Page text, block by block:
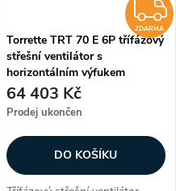
ZDARMA
Torrette TRT 70 E 6P třífázový
střešní ventilátor s
horizontálním výfukem
64 403 Kč
Prodej ukončen
DO KOŠÍKU